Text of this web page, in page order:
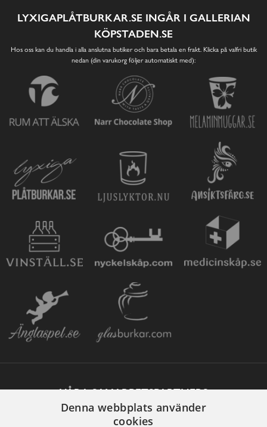
LYXIGAPLÅTBURKAR.SE INGÅR I GALLERIAN
KÖPSTADEN.SE
Hos oss kan du handla i alla anslutna butiker och bara betala en frakt. Klicka på valfri butik
nedan (din varukorg följer automatiskt med):
VÅRA SAMARBETSPARTNERS
Denna webbplats använder
cookies